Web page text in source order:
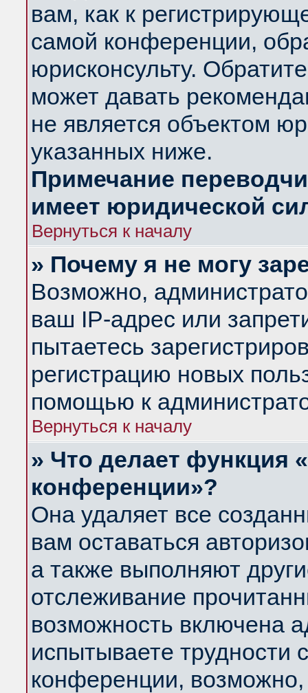
вам, как к
самой конференции,
юрисконсульту.
может давать
не является объектом
указанных ниже.
Примечание
имеет юридической
Вернуться к началу
» Почему я не могу
Возможно,
ваш IP-адрес или
пытаетесь
регистрацию новых
помощью к
Вернуться к началу
» Что делает функция
конференции»?
Она удаляет все
вам оставаться
а также выполняют
отслеживание
возможность включена
испытываете трудности
конференции,